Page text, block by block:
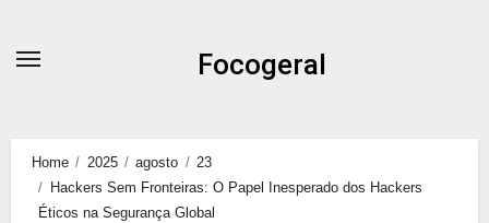
Focogeral
Home 2025 agosto
23
Hackers Sem Fronteiras: O Papel Inesperado dos Hackers
Éticos na Segurança Global